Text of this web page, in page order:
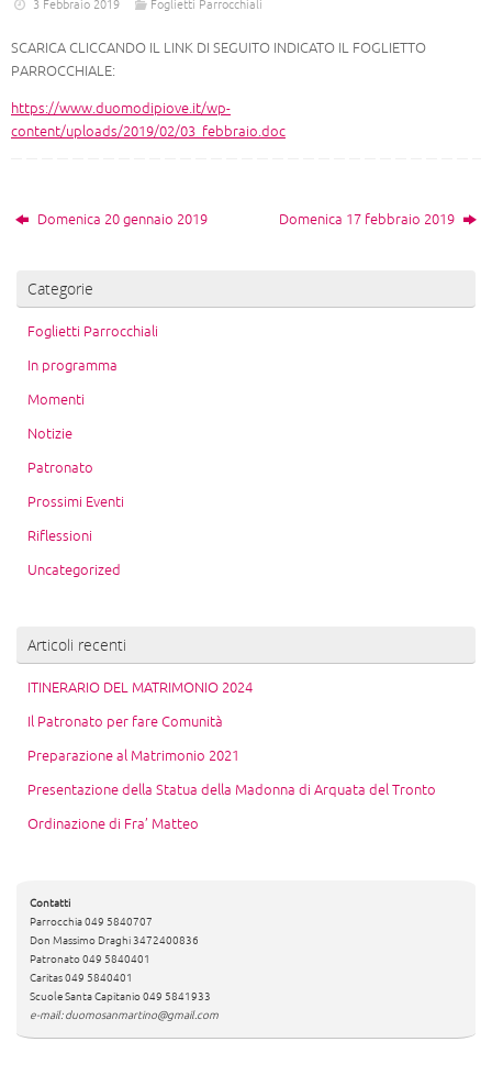
3 Febbraio 2019 Foglietti Parrocchiali
SCARICA CLICCANDO IL LINK DI SEGUITO INDICATO IL FOGLIETTO
PARROCCHIALE:
https://www.duomodipiove.it/wp-
content/uploads/2019/02/03_febbraio.doc
Domenica 20 gennaio 2019 Domenica 17 febbraio 2019
Categorie
Foglietti Parrocchiali
In programma
Momenti
Notizie
Patronato
Prossimi Eventi
Riflessioni
Uncategorized
Articoli recenti
ITINERARIO DEL MATRIMONIO 2024
Il Patronato per fare Comunità
Preparazione al Matrimonio 2021
Presentazione della Statua della Madonna di Arquata del Tronto
Ordinazione di Fra’ Matteo
Contatti
Parrocchia 049 5840707
Don Massimo Draghi 3472400836
Patronato 049 5840401
Caritas 049 5840401
Scuole Santa Capitanio 049 5841933
e-mail: duomosanmartino@gmail.com